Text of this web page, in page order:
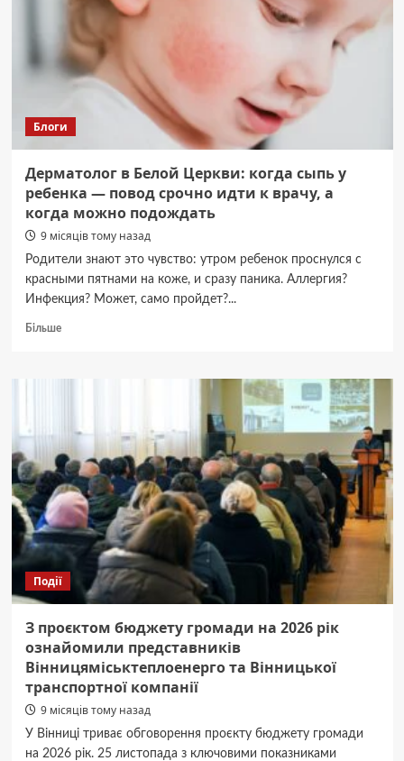
потрібно
про
найпопулярніший
маршрут
Блоги
Дерматолог в Белой Церкви: когда сыпь у
ребенка — повод срочно идти к врачу, а
когда можно подождать
9 місяців тому назад
Родители знают это чувство: утром ребенок проснулся с
красными пятнами на коже, и сразу паника. Аллергия?
Инфекция? Может, само пройдет?...
БільшеДокладніше
в
сыпь
у
ребенка
—
повод
срочно
идти
врачу,
можно
подождать
Події
З проєктом бюджету громади на 2026 рік
ознайомили представників
Вінницяміськтеплоенерго та Вінницької
транспортної компанії
9 місяців тому назад
У Вінниці триває обговорення проєкту бюджету громади
на 2026 рік. 25 листопада з ключовими показниками